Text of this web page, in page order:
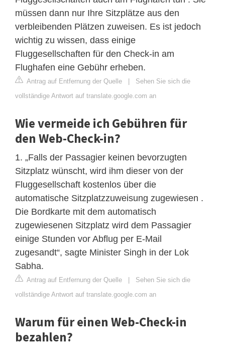
müssen dann nur Ihre Sitzplätze aus den
verbleibenden Plätzen zuweisen. Es ist jedoch
wichtig zu wissen, dass einige
Fluggesellschaften für den Check-in am
Flughafen eine Gebühr erheben.
Antrag auf Entfernung der Quelle | Sehen Sie sich die
vollständige Antwort auf translate.google.com an
Wie vermeide ich Gebühren für
den Web-Check-in?
1. „Falls der Passagier keinen bevorzugten
Sitzplatz wünscht, wird ihm dieser von der
Fluggesellschaft kostenlos über die
automatische Sitzplatzzuweisung zugewiesen .
Die Bordkarte mit dem automatisch
zugewiesenen Sitzplatz wird dem Passagier
einige Stunden vor Abflug per E-Mail
zugesandt“, sagte Minister Singh in der Lok
Sabha.
Antrag auf Entfernung der Quelle | Sehen Sie sich die
vollständige Antwort auf translate.google.com an
Warum für einen Web-Check-in
bezahlen?